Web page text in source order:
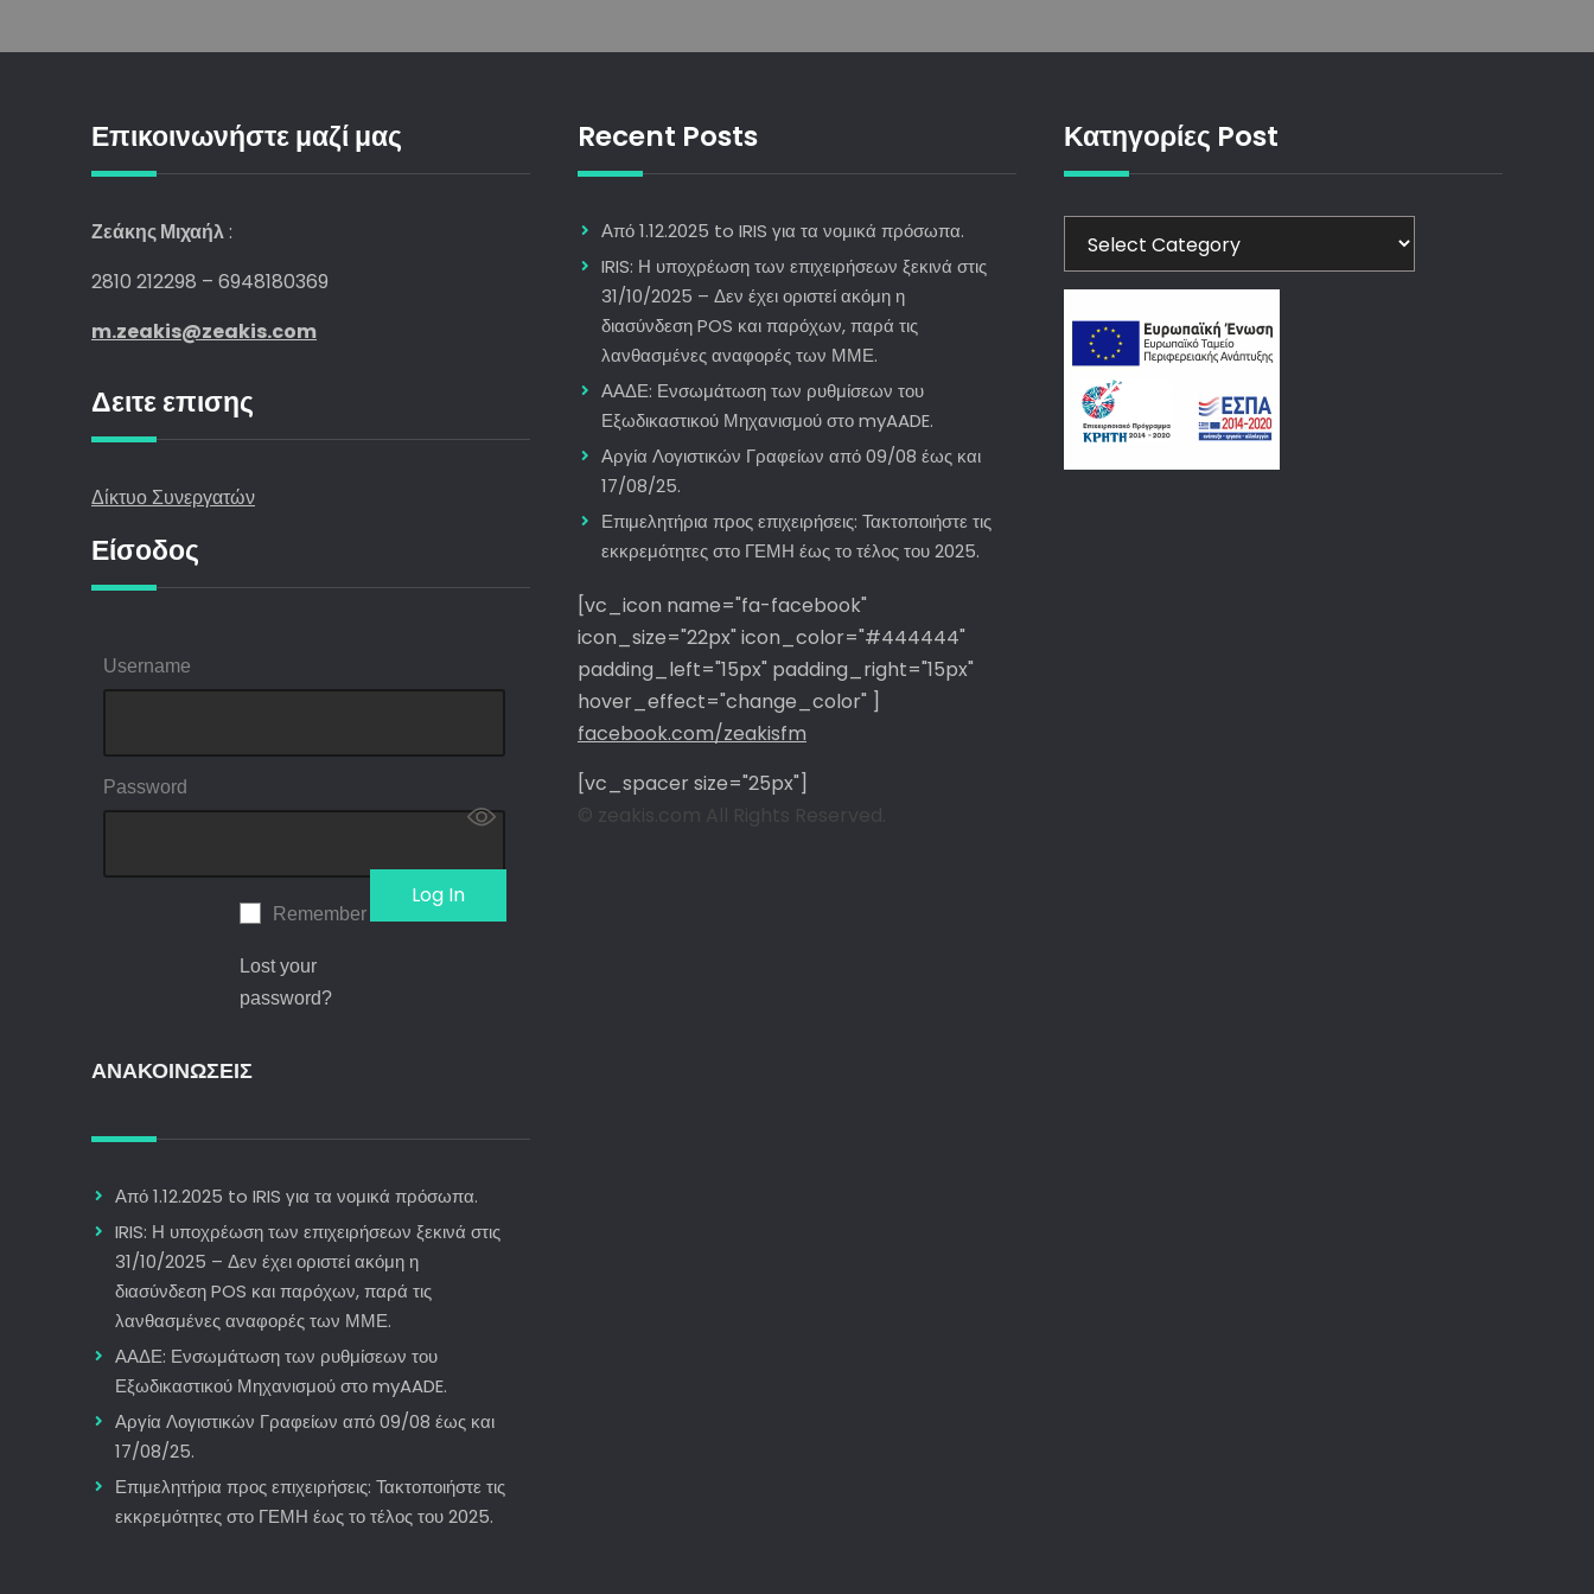
Επικοινωνήστε μαζί μας
Ζεάκης Μιχαήλ :
2810 212298 – 6948180369
m.zeakis@zeakis.com
Δειτε επισης
Δίκτυο Συνεργατών
Είσοδος
Username
Password
Remember Me
Lost your
password?
ΑΝΑΚΟΙΝΩΣΕΙΣ
Από 1.12.2025 to IRIS για τα νομικά πρόσωπα.
IRIS: Η υποχρέωση των επιχειρήσεων ξεκινά στις
31/10/2025 – Δεν έχει οριστεί ακόμη η
διασύνδεση POS και παρόχων, παρά τις
λανθασμένες αναφορές των ΜΜΕ.
ΑΑΔΕ: Ενσωμάτωση των ρυθμίσεων του
Εξωδικαστικού Μηχανισμού στο myAADE.
Αργία Λογιστικών Γραφείων από 09/08 έως και
17/08/25.
Επιμελητήρια προς επιχειρήσεις: Τακτοποιήστε τις
εκκρεμότητες στο ΓΕΜΗ έως το τέλος του 2025.
Recent Posts
Από 1.12.2025 to IRIS για τα νομικά πρόσωπα.
IRIS: Η υποχρέωση των επιχειρήσεων ξεκινά στις
31/10/2025 – Δεν έχει οριστεί ακόμη η
διασύνδεση POS και παρόχων, παρά τις
λανθασμένες αναφορές των ΜΜΕ.
ΑΑΔΕ: Ενσωμάτωση των ρυθμίσεων του
Εξωδικαστικού Μηχανισμού στο myAADE.
Αργία Λογιστικών Γραφείων από 09/08 έως και
17/08/25.
Επιμελητήρια προς επιχειρήσεις: Τακτοποιήστε τις
εκκρεμότητες στο ΓΕΜΗ έως το τέλος του 2025.
[vc_icon name="fa-facebook"
icon_size="22px" icon_color="#444444"
padding_left="15px" padding_right="15px"
hover_effect="change_color" ]
facebook.com/zeakisfm
[vc_spacer size="25px"]
© zeakis.com All Rights Reserved.
Κατηγορίες Post
Κατηγορίες